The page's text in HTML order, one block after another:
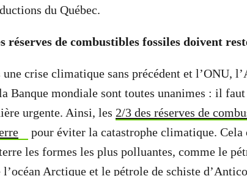
du Québec.
réserves de combustibles fossiles doivent
crise climatique sans précédent et l’ONU,
Banque mondiale sont toutes unanimes : il
urgente. Ainsi, les 2/3 des réserves de
pour éviter la catastrophe climatique. Cela
les formes les plus polluantes, comme le
Arctique et le pétrole de schiste